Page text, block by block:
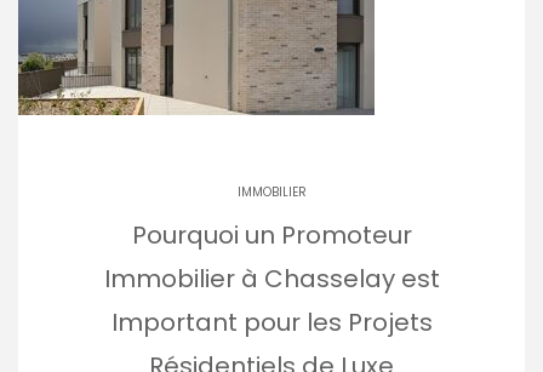
IMMOBILIER
Pourquoi un Promoteur
Immobilier à Chasselay est
Important pour les Projets